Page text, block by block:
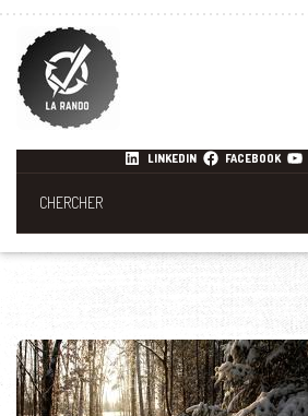
LINKEDIN FACEBOOK